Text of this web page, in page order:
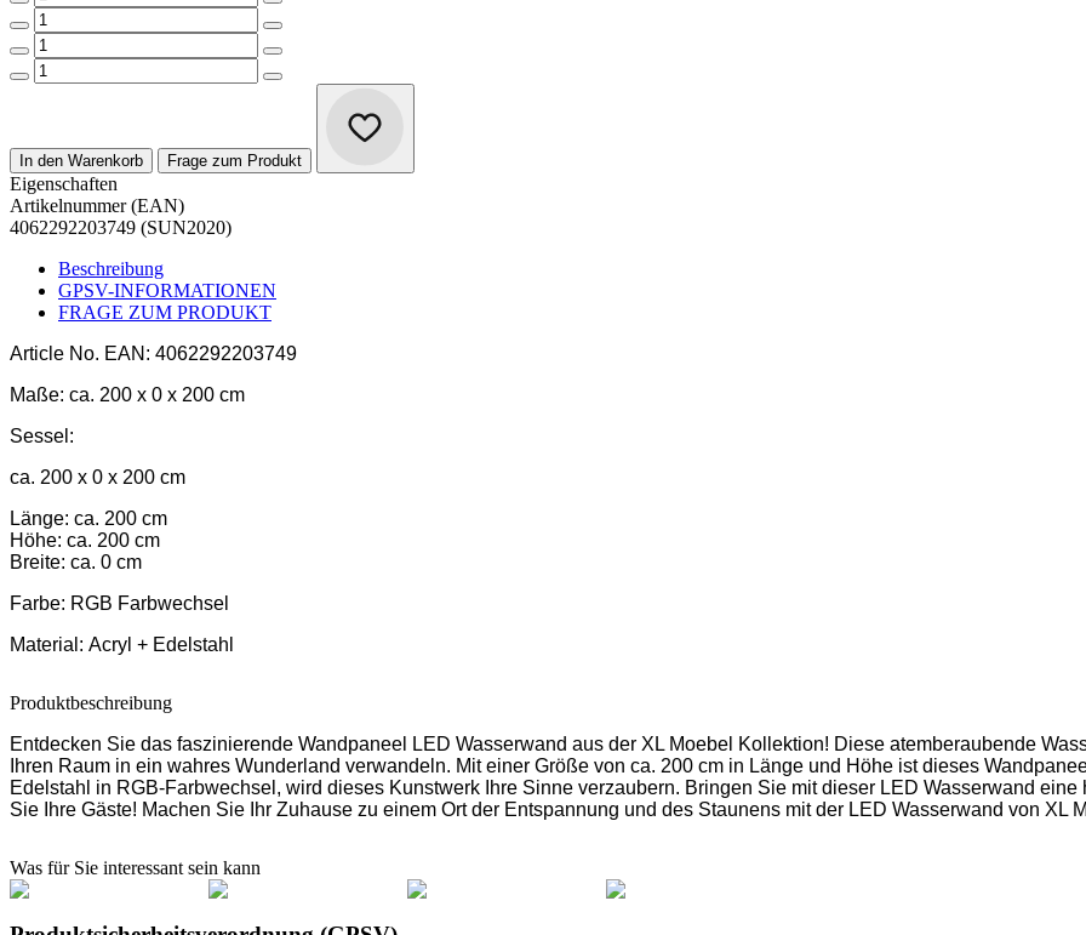
In den Warenkorb Frage zum Produkt
Eigenschaften
Artikelnummer (EAN)
4062292203749 (SUN2020)
Beschreibung
GPSV-INFORMATIONEN
FRAGE ZUM PRODUKT
Article No. EAN: 4062292203749
Maße: ca. 200 x 0 x 200 cm
Sessel:
ca. 200 x 0 x 200 cm
Länge: ca. 200 cm
Höhe: ca. 200 cm
Breite: ca. 0 cm
Farbe: RGB Farbwechsel
Material: Acryl + Edelstahl
Produktbeschreibung
Entdecken Sie das faszinierende Wandpaneel LED Wasserwand aus der XL Moebel Kollektion! Diese atemberaubende
Ihren Raum in ein wahres Wunderland verwandeln. Mit einer Größe von ca. 200 cm in Länge und Höhe ist dieses
Edelstahl in RGB-Farbwechsel, wird dieses Kunstwerk Ihre Sinne verzaubern. Bringen Sie mit dieser LED Wasserwand
Sie Ihre Gäste! Machen Sie Ihr Zuhause zu einem Ort der Entspannung und des Staunens mit der LED Wasserwand von XL
Was für Sie interessant sein kann